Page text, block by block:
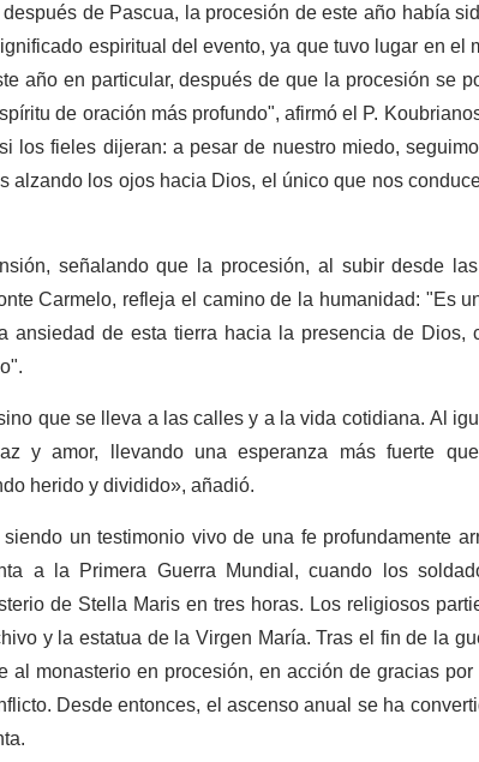
de Pascua, la procesión de este año había
espiritual del evento, ya que tuvo lugar en el
año en particular, después de que la procesión se
de oración más profundo", afirmó el P.
fieles dijeran: a pesar de nuestro miedo,
los ojos hacia Dios, el único que nos
señalando que la procesión, al subir desde
Carmelo, refleja el camino de la humanidad: "Es
de esta tierra hacia la presencia de Dios,
que se lleva a las calles y a la vida cotidiana. Al
y amor, llevando una esperanza más fuerte
herido y dividido», añadió.
un testimonio vivo de una fe profundamente
a la Primera Guerra Mundial, cuando los
de Stella Maris en tres horas. Los religiosos
y la estatua de la Virgen María. Tras el fin de la
monasterio en procesión, en acción de gracias
Desde entonces, el ascenso anual se ha